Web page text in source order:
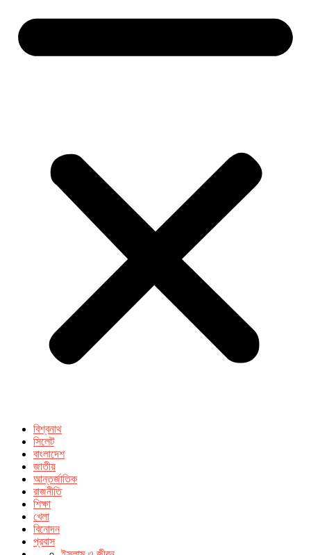
বিশ্বনাথ
সিলেট
বাংলাদেশ
জাতীয়
আন্তর্জাতিক
রাজনীতি
শিক্ষা
খেলা
বিনোদন
প্রবাস